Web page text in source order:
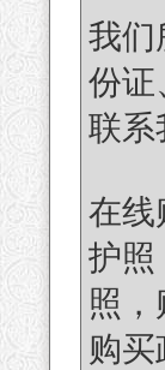
我们
份证
联系
在线
护照
照
购